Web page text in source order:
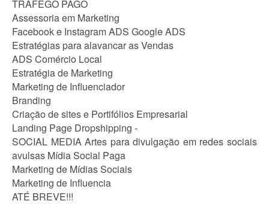
TRAFEGO PAGO
Assessoria em Marketing
Facebook e Instagram ADS Google ADS
Estratégias para alavancar as Vendas
ADS Comércio Local
Estratégia de Marketing
Marketing de Influenciador
Branding
Criação de sites e Portifólios Empresarial
Landing Page Dropshipping -
SOCIAL MEDIA Artes para divulgação em redes sociais
avulsas Mídia Social Paga
Marketing de Mídias Sociais
Marketing de Influencia
ATÉ BREVE!!!